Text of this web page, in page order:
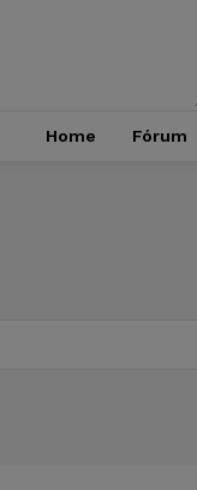
Home Fórum